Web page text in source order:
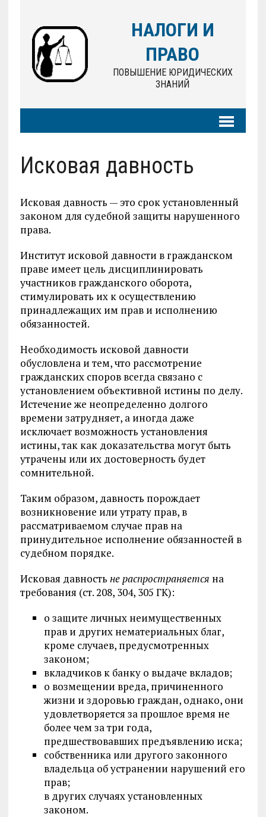
НАЛОГИ И
ПРАВО
ПОВЫШЕНИЕ ЮРИДИЧЕСКИХ
ЗНАНИЙ
Исковая давность
Исковая давность — это срок установленный
законом для судебной защиты нарушенного
права.
Институт исковой давности в гражданском
праве имеет цель дисциплинировать
участников гражданского оборота,
стимулировать их к осуществлению
принадлежащих им прав и исполнению
обязанностей.
Необходимость исковой давности
обусловлена и тем, что рассмотрение
гражданских споров всегда связано с
установлением объективной истины по делу.
Истечение же неопределенно долгого
времени затрудняет, а иногда даже
исключает возможность установления
истины, так как доказательства могут быть
утрачены или их достоверность будет
сомнительной.
Таким образом, давность порождает
возникновение или утрату прав, в
рассматриваемом случае прав на
принудительное исполнение обязанностей в
судебном порядке.
Исковая давность не распространяется на
требования (ст. 208, 304, 305 ГК):
о защите личных неимущественных
прав и других нематериальных благ,
кроме случаев, предусмотренных
законом;
вкладчиков к банку о выдаче вкладов;
о возмещении вреда, причиненного
жизни и здоровью граждан, однако, они
удовлетворяется за прошлое время не
более чем за три года,
предшествовавших предъявлению иска;
собственника или другого законного
владельца об устранении нарушений его
прав;
в других случаях установленных
законом.